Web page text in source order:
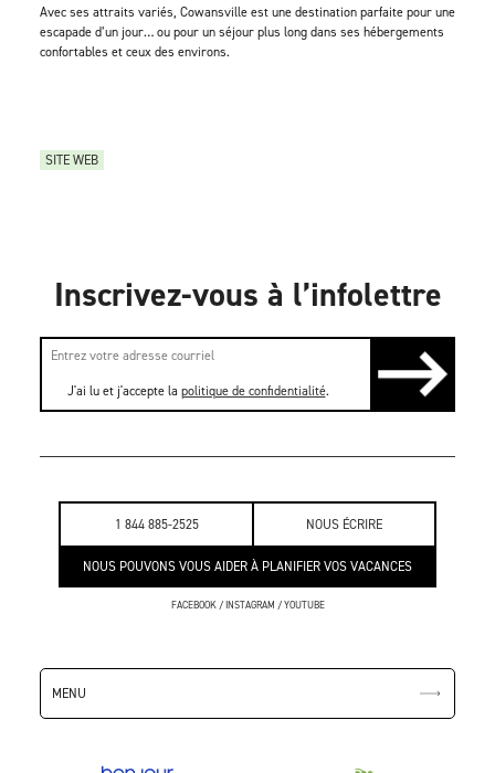
1 844 885-2525 NOUS ÉCRIRE
NOUS POUVONS VOUS AIDER À PLANIFIER VOS VACANCES
FACEBOOK/INSTAGRAM /YOUTUBE
MENU
SITE WEB
Avec ses attraits variés, Cowansville est une destination parfaite pour une
escapade d’un jour… ou pour un séjour plus long dans ses hébergements
confortables et ceux des environs.
Inscrivez-vous à l’infolettre
J'ai lu et j'accepte la politique de confidentialité.